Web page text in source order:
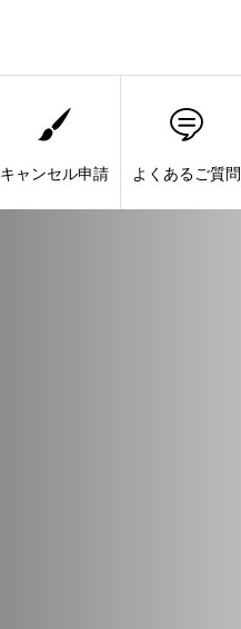
キャンセル申請 よくあるご質問